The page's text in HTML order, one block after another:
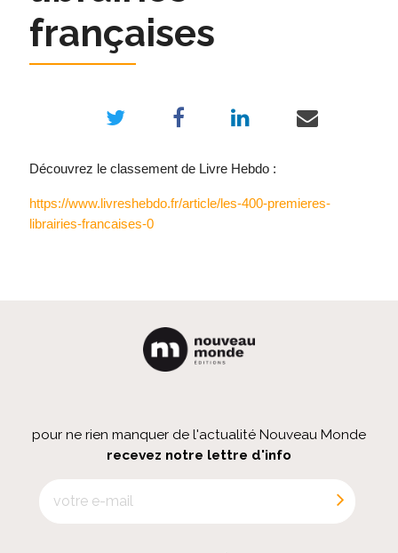
françaises
Découvrez le classement de Livre Hebdo :
https://www.livreshebdo.fr/article/les-400-premieres-
librairies-francaises-0
pour ne rien manquer de l'actualité Nouveau Monde
recevez notre lettre d'info